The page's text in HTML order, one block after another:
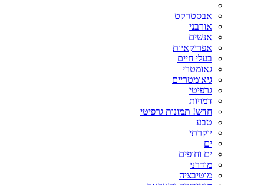
אבסטרקט
אורבני
אנשים
אפריקאיות
בעלי חיים
גאומטרי
גיאומטריים
גרפיטי
דמויות
חדש! תמונות גרפיטי
טבע
יוקרתי
ים
ים וחופים
מודרני
מוטיבציה